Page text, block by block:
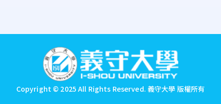
Copyright © 2025 All Rights Reserved. 義守大學 版權所有